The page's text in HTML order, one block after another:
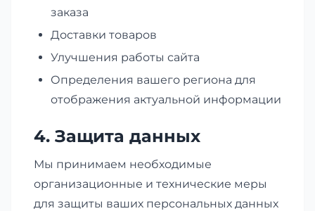
заказа
Доставки товаров
Улучшения работы сайта
Определения вашего региона для
отображения актуальной информации
4. Защита данных
Мы принимаем необходимые
организационные и технические меры
для защиты ваших персональных данных